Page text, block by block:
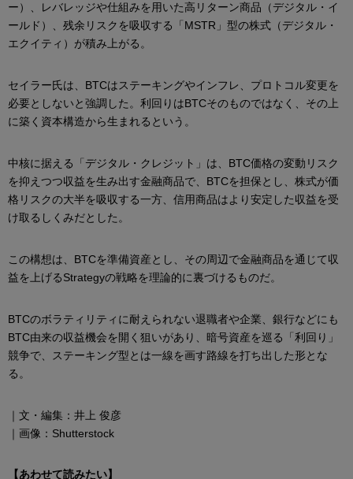
ー）、レバレッジや仕組みを用いた高リターン商品（デジタル・イ
ールド）、残余リスクを吸収する「MSTR」型の株式（デジタル・
エクイティ）が積み上がる。
セイラー氏は、BTCはステーキングやインフレ、プロトコル変更を
必要としないと強調した。利回りはBTCそのものではなく、その上
に築く資本構造から生まれるという。
中核に据える「デジタル・クレジット」は、BTC価格の変動リスク
を抑えつつ収益を生み出す金融商品で、BTCを担保とし、株式が価
格リスクの大半を吸収する一方、信用商品はより安定した収益を受
け取るしくみだとした。
この構想は、BTCを準備資産とし、その周辺で金融商品を通じて収
益を上げるStrategyの戦略を理論的に裏づけるものだ。
BTCのボラティリティに耐えられない退職者や企業、銀行などにも
BTC由来の収益機会を開く狙いがあり、暗号資産を巡る「利回り」
競争で、ステーキング型とは一線を画す路線を打ち出した形とな
る。
｜文・編集：井上 俊彦
｜画像：Shutterstock
【あわせて読みたい】